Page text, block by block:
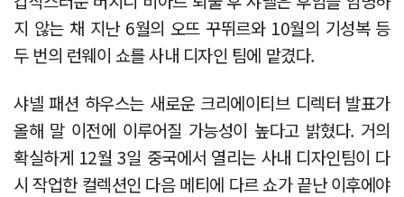
지 않는 채 지난 6월의 오뜨 꾸뛰르와 10월의 기성복 등
두 번의 런웨이 쇼를 사내 디자인 팀에 맡겼다.
샤넬 패션 하우스는 새로운 크리에이티브 디렉터 발표가
올해 말 이전에 이루어질 가능성이 높다고 밝혔다. 거의
확실하게 12월 3일 중국에서 열리는 사내 디자인팀이 다
시 작업한 컬렉션인 다음 메티에 다르 쇼가 끝난 이후에야